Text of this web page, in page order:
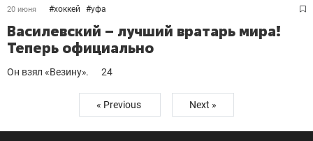
20 июня #хоккей #уфа
Василевский – лучший вратарь мира!
Теперь официально
Он взял «Везину». 24
« Previous Next »